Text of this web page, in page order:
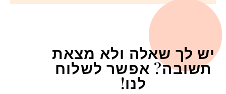
יש לך שאלה ולא מצאת
תשובה? אפשר לשלוח
לנו!